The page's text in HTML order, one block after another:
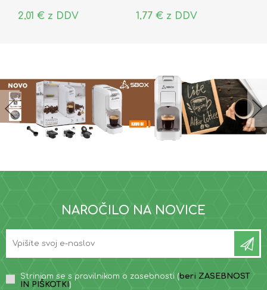
2,01 € z DDV 1,77 € z DDV
NAROČILO NA NOVICE
Strinjam se s pravilnikom o zasebnosti (beri ZASEBNOST
IN PIŠKOTKI )